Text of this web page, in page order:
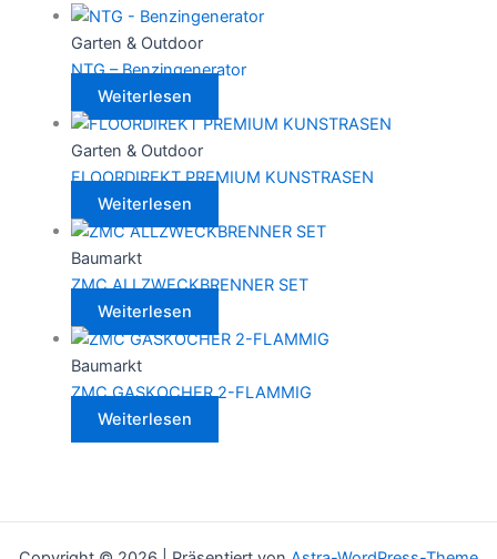
Garten & Outdoor
NTG – Benzingenerator
Weiterlesen
Garten & Outdoor
FLOORDIREKT PREMIUM KUNSTRASEN
Weiterlesen
Baumarkt
ZMC ALLZWECKBRENNER SET
Weiterlesen
Baumarkt
ZMC GASKOCHER 2-FLAMMIG
Weiterlesen